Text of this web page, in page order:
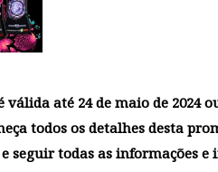
até 24 de maio de 2024
todos os detalhes desta
seguir todas as informações e